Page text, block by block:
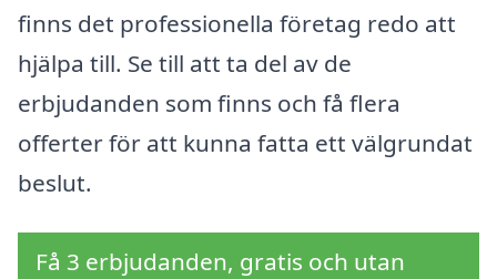
finns det professionella företag redo att
hjälpa till. Se till att ta del av de
erbjudanden som finns och få flera
offerter för att kunna fatta ett välgrundat
beslut.
Få 3 erbjudanden, gratis och utan